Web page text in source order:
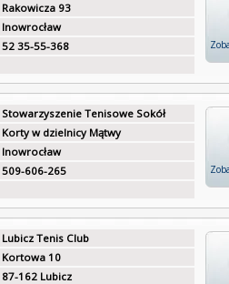
Rakowicza 93
Inowrocław
52 35-55-368
Stowarzyszenie Tenisowe Sokół
Korty w dzielnicy Mątwy
Inowrocław
509-606-265
Lubicz Tenis Club
Kortowa 10
87-162 Lubicz